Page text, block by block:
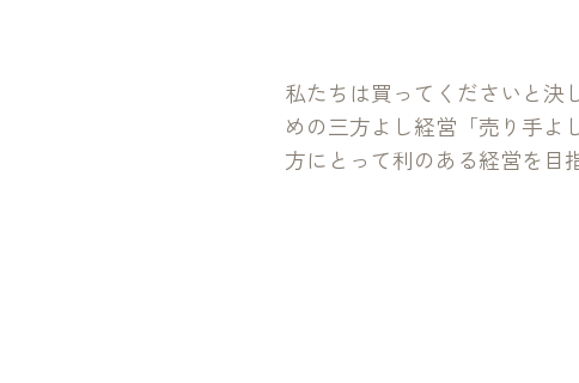
私たちは買ってくださいと決
めの三方よし経営「売り手よ
方にとって利のある経営を目